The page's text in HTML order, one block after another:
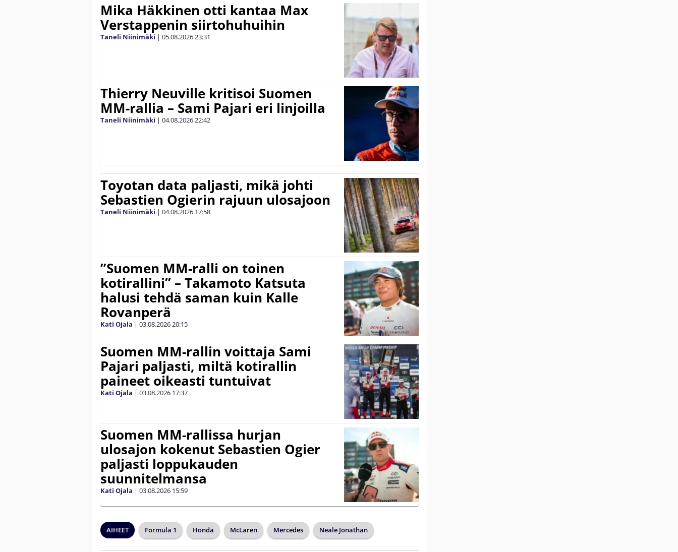
Mika Häkkinen otti kantaa Max
Verstappenin siirtohuhuihin
Taneli Niinimäki | 05.08.202623:31
Thierry Neuville kritisoi Suomen
MM-rallia – Sami Pajari eri linjoilla
Taneli Niinimäki | 04.08.202622:42
Toyotan data paljasti, mikä johti
Sebastien Ogierin rajuun ulosajoon
Taneli Niinimäki | 04.08.2026 17:58
”Suomen MM-ralli on toinen
kotirallini” – Takamoto Katsuta
halusi tehdä saman kuin Kalle
Rovanperä
Kati Ojala | 03.08.202620:15
Suomen MM-rallin voittaja Sami
Pajari paljasti, miltä kotirallin
paineet oikeasti tuntuivat
Kati Ojala | 03.08.2026 17:37
Suomen MM-rallissa hurjan
ulosajon kokenut Sebastien Ogier
paljasti loppukauden
suunnitelmansa
Kati Ojala | 03.08.2026 15:59
AIHEET Formula 1 Honda McLaren Mercedes Neale Jonathan